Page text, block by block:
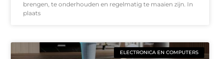
brengen, te onderhouden en regelmatig te maaien zijn. In
plaats
ELECTRONICA EN COMPUTERS